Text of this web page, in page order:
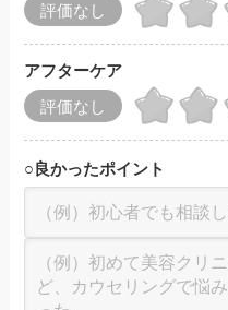
評価なし
アフターケア
評価なし
○ 良かったポイント